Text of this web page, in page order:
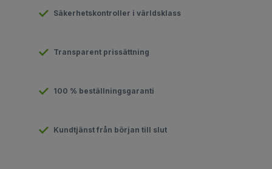
Säkerhetskontroller i världsklass
Transparent prissättning
100 % beställningsgaranti
Kundtjänst från början till slut